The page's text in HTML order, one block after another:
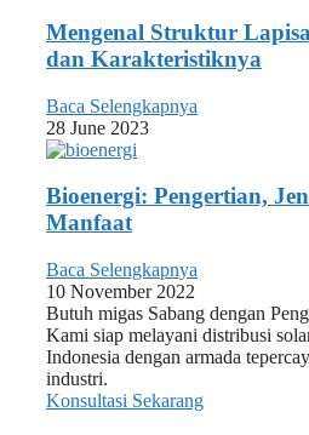
Mengenal Struktur
dan Karakteristiknya
Baca Selengkapnya
28 June 2023
Bioenergi: Pengertian,
Manfaat
Baca Selengkapnya
10 November 2022
Butuh migas Sabang dengan
Kami siap melayani distribusi
Indonesia dengan armada
industri.
Konsultasi Sekarang